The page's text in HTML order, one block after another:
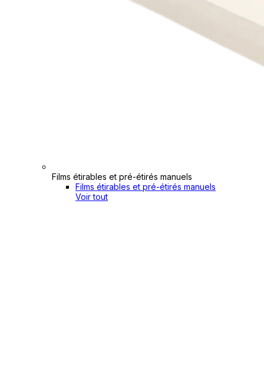
Films étirables et pré-étirés manuels
Films étirables et pré-étirés manuels
Voir tout